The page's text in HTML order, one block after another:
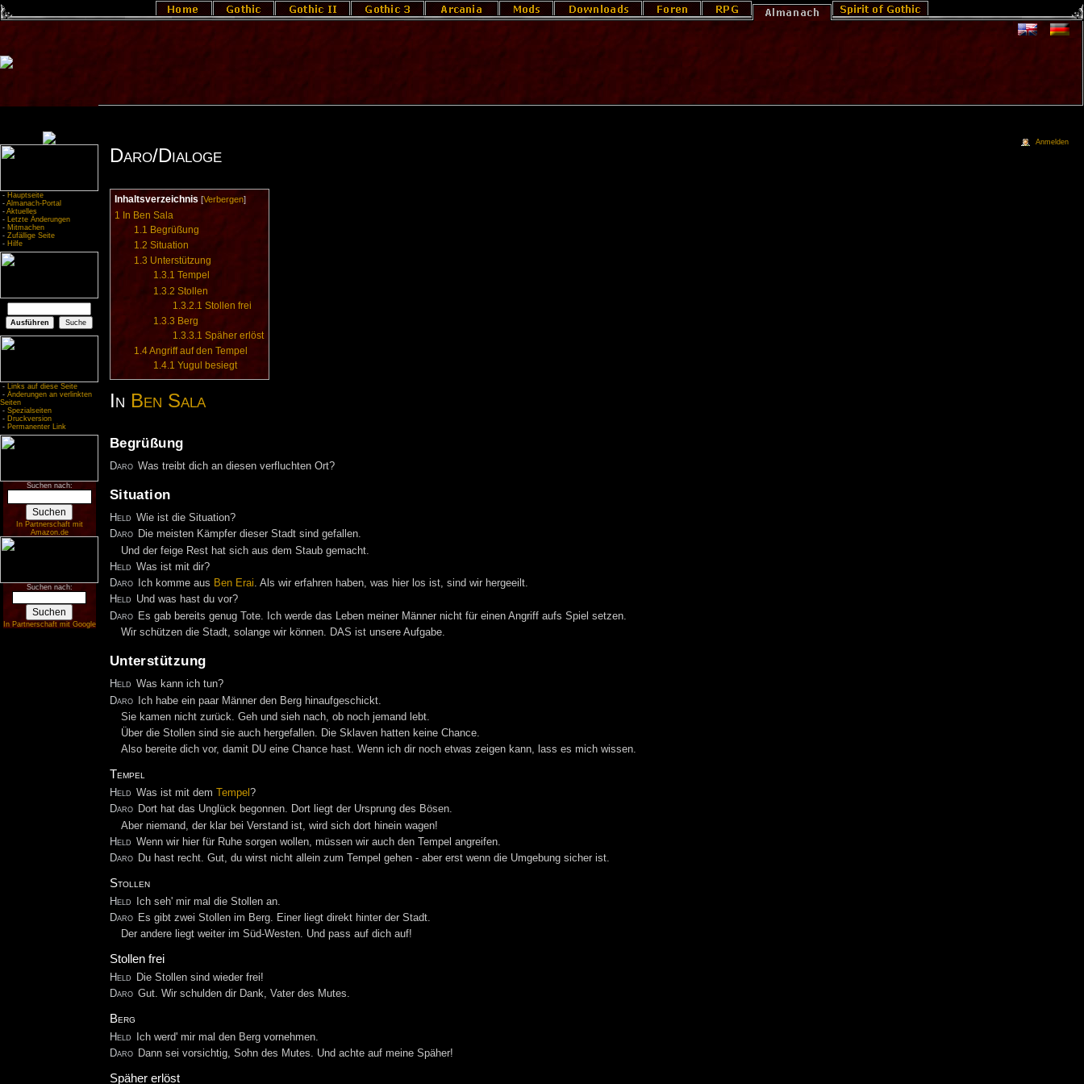
- Hauptseite
- Almanach-Portal
- Aktuelles
- Letzte Änderungen
- Mitmachen
- Zufällige Seite
- Hilfe
- Links auf diese Seite
- Änderungen an verlinkten
Seiten
- Spezialseiten
- Druckversion
- Permanenter Link
Suchen nach:
In Partnerschaft mit
Amazon.de
Suchen nach:
In Partnerschaft mit Google
Daro/Dialoge
Inhaltsverzeichnis [Verbergen]
1 In Ben Sala
1.1 Begrüßung
1.2 Situation
1.3 Unterstützung
1.3.1 Tempel
1.3.2 Stollen
1.3.2.1 Stollen frei
1.3.3 Berg
1.3.3.1 Späher erlöst
1.4Angriff auf den Tempel
1.4.1 Yugul besiegt
In Ben Sala
Begrüßung
Daro Was treibt dich an diesen verfluchten Ort?
Situation
Held Wie ist die Situation?
Daro Die meisten Kämpfer dieser Stadt sind gefallen.
Und der feige Rest hat sich aus dem Staub gemacht.
Held Was ist mit dir?
Daro
Ich komme aus Ben Erai. Als wir erfahren haben, was hier los ist, sind wir hergeeilt.
Held Und was hast du vor?
Daro Es gab bereits genug Tote. Ich werde das Leben meiner Männer nicht für einen Angriff aufs Spiel setzen.
Wir schützen die Stadt, solange wir können. DAS ist unsere Aufgabe.
Unterstützung
Held Was kann ich tun?
Daro
Ich habe ein paar Männer den Berg hinaufgeschickt.
Sie kamen nicht zurück. Geh und sieh nach, ob noch jemand lebt.
Über die Stollen sind sie auch hergefallen. Die Sklaven hatten keine Chance.
Also bereite dich vor, damit DU eine Chance hast. Wenn ich dir noch etwas zeigen kann, lass es mich wissen.
Tempel
Held Was ist mit dem Tempel?
Daro Dort hat das Unglück begonnen. Dort liegt der Ursprung des Bösen.
Aber niemand, der klar bei Verstand ist, wird sich dort hinein wagen!
Held Wenn wir hier für Ruhe sorgen wollen, müssen wir auch den Tempel angreifen.
Daro Du hast recht. Gut, du wirst nicht allein zum Tempel gehen - aber erst wenn die Umgebung sicher ist.
Stollen
Held
Ich seh' mir mal die Stollen an.
Daro Es gibt zwei Stollen im Berg. Einer liegt direkt hinter der Stadt.
Der andere liegt weiter im Süd-Westen. Und pass auf dich auf!
Stollen frei
Held
Die Stollen sind wieder frei!
Daro Gut. Wir schulden dir Dank, Vater des Mutes.
Berg
Held
Ich werd' mir mal den Berg vornehmen.
Daro Dann sei vorsichtig, Sohn des Mutes. Und achte auf meine Späher!
Späher erlöst
Anmelden